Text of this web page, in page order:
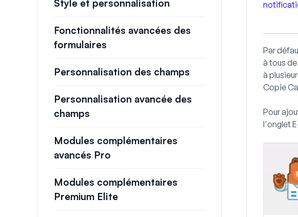
Par
à tous
à
Copie
Pour
l'onglet
Style et personnalisation
Fonctionnalités avancées des
formulaires
Personnalisation des champs
Personnalisation avancée des
champs
Modules complémentaires
avancés Pro
Modules complémentaires
Premium Elite